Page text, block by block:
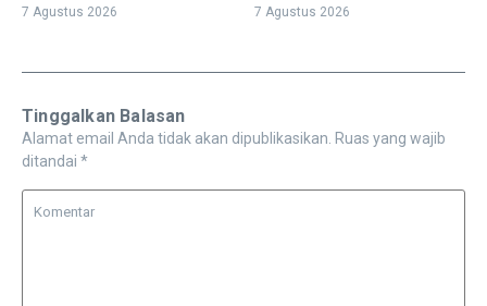
7 Agustus 2026 7 Agustus 2026
Tinggalkan Balasan
Alamat email Anda tidak akan dipublikasikan. Ruas yang wajib
ditandai *